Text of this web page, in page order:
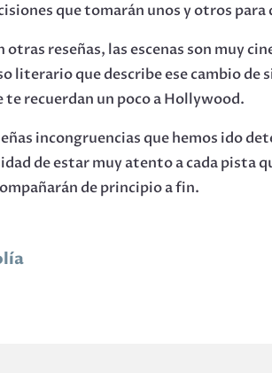
que tomarán unos y otros
otras reseñas, las escenas son muy
literario que describe ese cambio de
te recuerdan un poco a Hollywood.
incongruencias que hemos ido
de estar muy atento a cada pista
de principio a fin.